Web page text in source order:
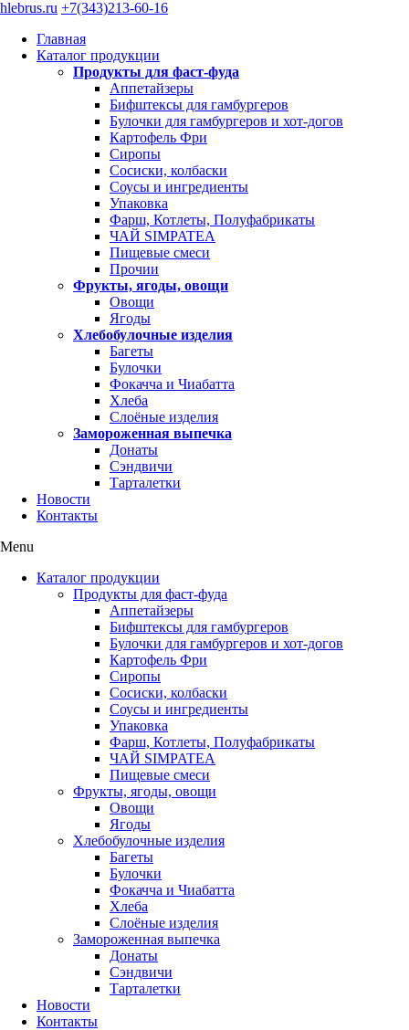
hlebrus.ru +7(343)213-60-16
Главная
Каталог продукции
Продукты для фаст-фуда
Аппетайзеры
Бифштексы для гамбургеров
Булочки для гамбургеров и хот-догов
Картофель Фри
Сиропы
Сосиски, колбаски
Соусы и ингредиенты
Упаковка
Фарш, Котлеты, Полуфабрикаты
ЧАЙ SIMPATEA
Пищевые смеси
Прочии
Фрукты, ягоды, овощи
Овощи
Ягоды
Хлебобулочные изделия
Багеты
Булочки
Фокачча и Чиабатта
Хлеба
Слоёные изделия
Замороженная выпечка
Донаты
Сэндвичи
Тарталетки
Новости
Контакты
Menu
Каталог продукции
Продукты для фаст-фуда
Аппетайзеры
Бифштексы для гамбургеров
Булочки для гамбургеров и хот-догов
Картофель Фри
Сиропы
Сосиски, колбаски
Соусы и ингредиенты
Упаковка
Фарш, Котлеты, Полуфабрикаты
ЧАЙ SIMPATEA
Пищевые смеси
Фрукты, ягоды, овощи
Овощи
Ягоды
Хлебобулочные изделия
Багеты
Булочки
Фокачча и Чиабатта
Хлеба
Слоёные изделия
Замороженная выпечка
Донаты
Сэндвичи
Тарталетки
Новости
Контакты